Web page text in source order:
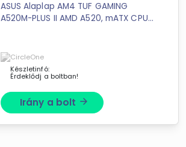
ASUS Alaplap AM4 TUF GAMING
A520M-PLUS II AMD A520, mATX CPU
Series/ 5000 G-Series/ 4000 G-Serie
Készletinfó:
Érdeklődj a boltban!
Irány a bolt arrow_forward